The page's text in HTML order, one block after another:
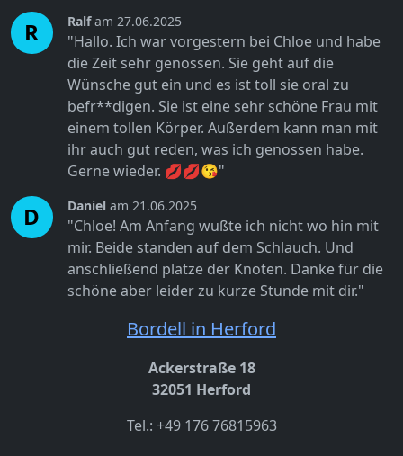
R Ralfam 27.06.2025
"Hallo. Ich war vorgestern bei Chloe und habe
die Zeit sehr genossen. Sie geht auf die
Wünsche gut ein und es ist toll sie oral zu
befr**digen. Sie ist eine sehr schöne Frau mit
einem tollen Körper. Außerdem kann man mit
ihr auch gut reden, was ich genossen habe.
Gerne wieder. 💋💋😘"
D Danielam 21.06.2025
"Chloe! Am Anfang wußte ich nicht wo hin mit
mir. Beide standen auf dem Schlauch. Und
anschließend platze der Knoten. Danke für die
schöne aber leider zu kurze Stunde mit dir."
Bordell in Herford
Ackerstraße 18
32051 Herford
Tel.: +49 176 76815963